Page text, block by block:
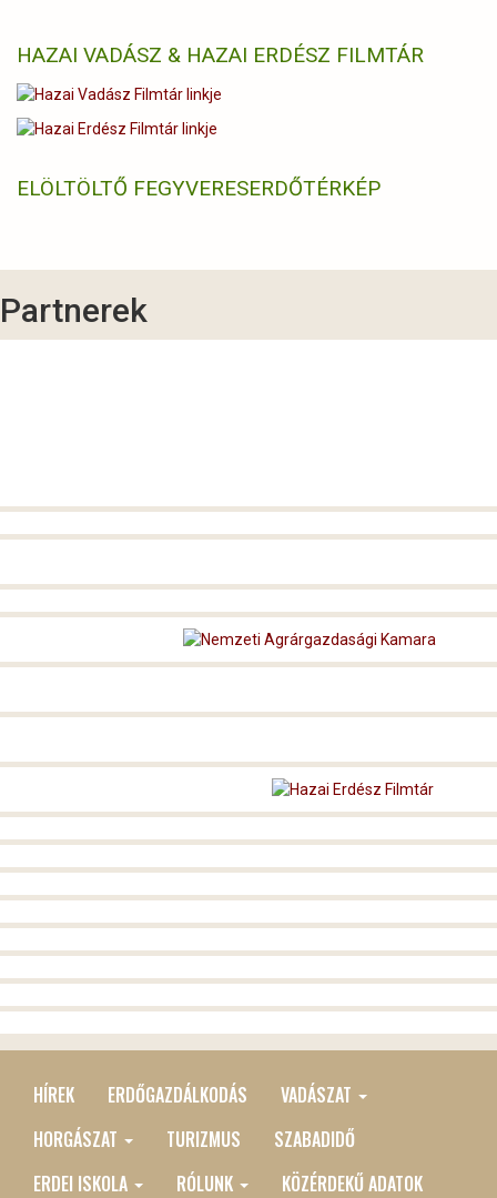
HAZAI VADÁSZ & HAZAI ERDÉSZ FILMTÁR
ELÖLTÖLTŐ FEGYVERESERDŐTÉRKÉP
Partnerek
MAIN
MENU
HÍREK ERDŐGAZDÁLKODÁS
VADÁSZAT
HORGÁSZAT
TURIZMUS
SZABADIDŐ
ERDEI ISKOLA
RÓLUNK KÖZÉRDEKŰ ADATOK